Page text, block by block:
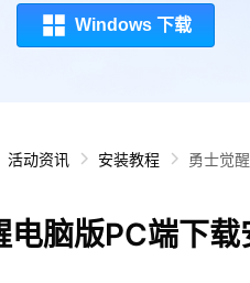
Windows 下载
活动资讯 安装教程 勇士觉
电脑版PC端下